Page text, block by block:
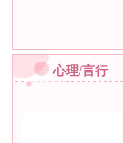
心理/言行